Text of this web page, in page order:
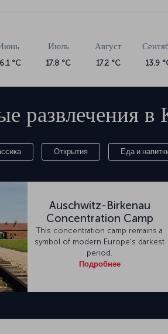
°C
Июль
17.8 °C
Август
17.2 °C 13.9
развлечения в
Открытия Еда и
Auschwitz-Birkenau
Concentration Camp
This concentration camp remains a
symbol of modern Europe's darkest
period.
Подробнее